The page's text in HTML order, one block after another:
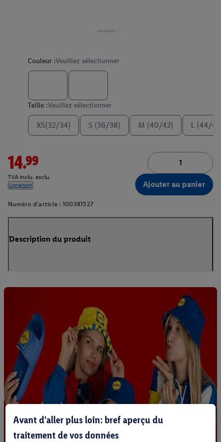
Couleur :Veuillez sélectionner
Taille :Veuillez sélectionner
XS(32/34) S (36/38) M (40/42) L (44/
14.99
TVA inclu. exclu.
Livraison
Ajouter au panier
Numéro d'article : 100381527
Description du produit
Avant d'aller plus loin: bref aperçu du
traitement de vos données